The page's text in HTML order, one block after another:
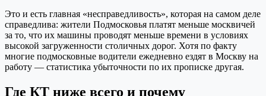
Это и есть главная «несправедливость», которая на самом деле
справедлива: жители Подмосковья платят меньше москвичей
за то, что их машины проводят меньше времени в условиях
высокой загруженности столичных дорог. Хотя по факту
многие подмосковные водители ежедневно ездят в Москву на
работу — статистика убыточности по их прописке другая.
Где КТ ниже всего и почему